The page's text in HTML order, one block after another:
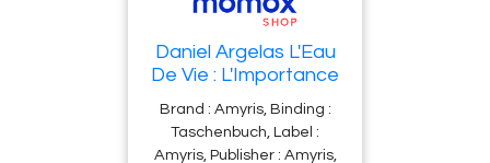
Daniel Argelas L'Eau
De Vie : L'Importance
Reçue De La Planète
Bleue Pour La Santé
Brand : Amyris, Binding :
Taschenbuch, Label :
Amyris, Publisher : Amyris,